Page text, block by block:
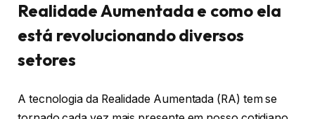
Realidade Aumentada e como ela
está revolucionando diversos
setores
A tecnologia da Realidade Aumentada (RA) tem se